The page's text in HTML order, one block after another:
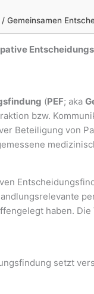
Gemeinsamen
(PEF; aka
bzw.
Beteiligung von
haben.
setzt